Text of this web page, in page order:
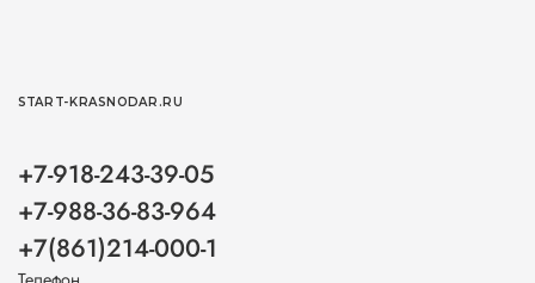
START-KRASNODAR.RU
+7-918-243-39-05
+7-988-36-83-964
+7(861)214-000-1